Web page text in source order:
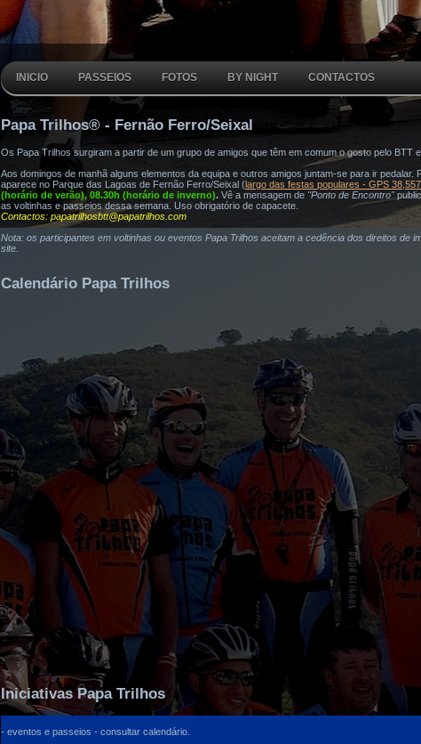
INICIO PASSEIOS FOTOS BY NIGHT CONTACTOS
Papa Trilhos® - Fernão Ferro/Seixal
Os Papa Trilhos surgiram a partir de um grupo de amigos que têm em comum o gosto pelo BTT
Aos domingos de manhã alguns elementos da equipa e outros amigos juntam-se para ir pedalar.
aparece no Parque das Lagoas de Fernão Ferro/Seixal (largo das festas populares - GPS
(horário de verão), 08.30h (horário de inverno). Vê a mensagem de "Ponto de Encontro"
as voltinhas e passeios dessa semana. Uso obrigatório de capacete.
Contactos: papatrilhosbtt@papatrilhos.com
Nota: os participantes em voltinhas ou eventos Papa Trilhos aceitam a cedência dos direitos de
site.
Calendário Papa Trilhos
Iniciativas Papa Trilhos
- eventos e passeios - consultar calendário.